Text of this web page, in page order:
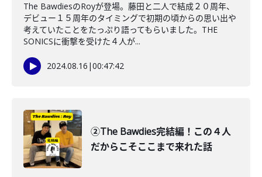
The BawdiesのRoyが登場。藤田と二人で結成２０周年、
デビュー１５周年のタイミングで初期の頃からの思い出や
考えていたことをたっぷり語ってもらいました。THE
SONICSに衝撃を受けた４人が...
2024.08.16 |00:47:42
②The Bawdies完結編！この４人
だからこそここまで来れた話